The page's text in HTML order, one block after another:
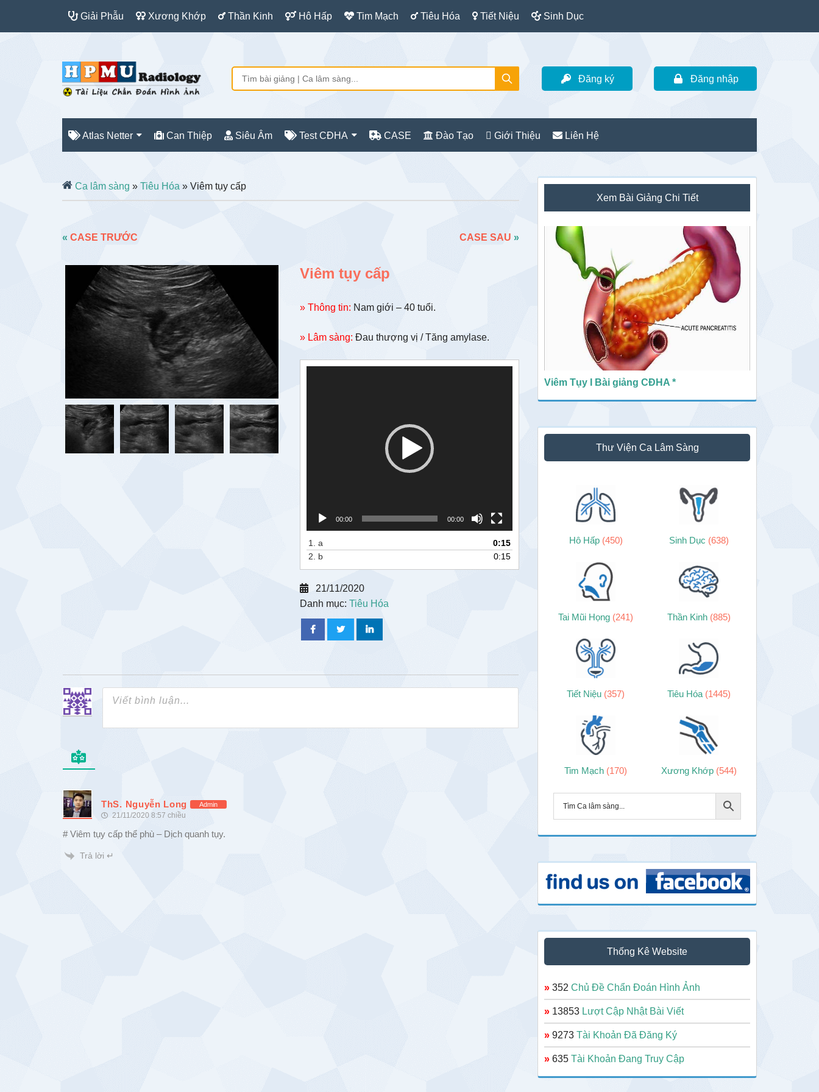
Giải Phẫu Xương Khớp Thần Kinh Hô Hấp Tim Mạch Tiêu Hóa Tiết Niệu Sinh Dục
Đăng ký Đăng nhập
Atlas Netter Can Thiệp Siêu Âm Test CĐHA CASE Đào Tạo Giới Thiệu Liên Hệ
Ca lâm sàng » Tiêu Hóa » Viêm tụy cấp
« CASE TRƯỚC CASE SAU »
Viêm tụy cấp
» Thông tin: Nam giới – 40 tuổi.
» Lâm sàng: Đau thượng vị / Tăng amylase.
00:00 00:00
1. a
0:15
2. b 0:15
21/11/2020
Danh mục: Tiêu Hóa
ThS. Nguyễn Long Admin
21/11/2020 8:57 chiều
# Viêm tụy cấp thể phù – Dịch quanh tụy.
Trả lời ↵
Sidebar
chính
Xem Bài Giảng Chi Tiết
Viêm Tụy I Bài giảng CĐHA *
Thư Viện Ca Lâm Sàng
Hô Hấp (450) Sinh Dục (638)
Tai Mũi Họng (241) Thần Kinh (885)
Tiết Niệu (357) Tiêu Hóa (1445)
Tim Mạch (170) Xương Khớp (544)
Thống Kê Website
» 352 Chủ Đề Chẩn Đoán Hình Ảnh
» 13853 Lượt Cập Nhật Bài Viết
» 9273 Tài Khoản Đã Đăng Ký
» 635 Tài Khoản Đang Truy Cập